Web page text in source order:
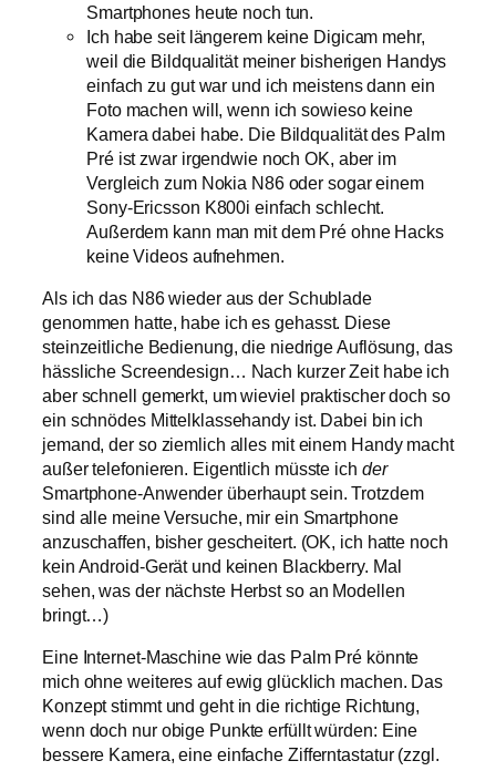
Smartphones heute noch tun.
Ich habe seit längerem keine Digicam mehr,
weil die Bildqualität meiner bisherigen Handys
einfach zu gut war und ich meistens dann ein
Foto machen will, wenn ich sowieso keine
Kamera dabei habe. Die Bildqualität des Palm
Pré ist zwar irgendwie noch OK, aber im
Vergleich zum Nokia N86 oder sogar einem
Sony-Ericsson K800i einfach schlecht.
Außerdem kann man mit dem Pré ohne Hacks
keine Videos aufnehmen.
Als ich das N86 wieder aus der Schublade
genommen hatte, habe ich es gehasst. Diese
steinzeitliche Bedienung, die niedrige Auflösung, das
hässliche Screendesign… Nach kurzer Zeit habe ich
aber schnell gemerkt, um wieviel praktischer doch so
ein schnödes Mittelklassehandy ist. Dabei bin ich
jemand, der so ziemlich alles mit einem Handy macht
außer telefonieren. Eigentlich müsste ich der
Smartphone-Anwender überhaupt sein. Trotzdem
sind alle meine Versuche, mir ein Smartphone
anzuschaffen, bisher gescheitert. (OK, ich hatte noch
kein Android-Gerät und keinen Blackberry. Mal
sehen, was der nächste Herbst so an Modellen
bringt…)
Eine Internet-Maschine wie das Palm Pré könnte
mich ohne weiteres auf ewig glücklich machen. Das
Konzept stimmt und geht in die richtige Richtung,
wenn doch nur obige Punkte erfüllt würden: Eine
bessere Kamera, eine einfache Zifferntastatur (zzgl.